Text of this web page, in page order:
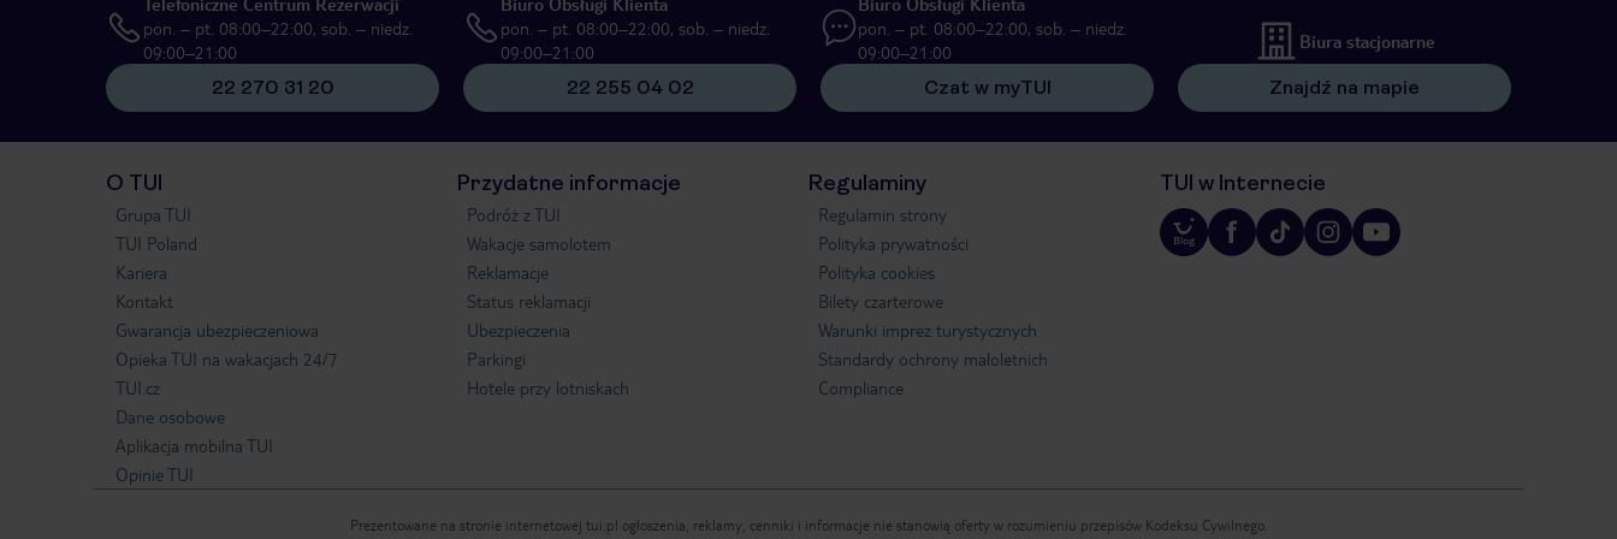
pon. – pt. 08:00–22:00, sob. – niedz.
09:00–21:00
22 270 31 20
pon. – pt. 08:00–22:00, sob. – niedz.
09:00–21:00
22 255 04 02
pon. – pt. 08:00–22:00, sob. – niedz.
09:00–21:00
Czat w myTUI
Biura stacjonarne
Znajdź na mapie
O TUI
Grupa TUI
TUI Poland
Kariera
Kontakt
Gwarancja ubezpieczeniowa
Opieka TUI na wakacjach 24/7
TUI.cz
Dane osobowe
Aplikacja mobilna TUI
Opinie TUI
Przydatne informacje
Podróż z TUI
Wakacje samolotem
Reklamacje
Status reklamacji
Ubezpieczenia
Parkingi
Hotele przy lotniskach
Regulaminy
Regulamin strony
Polityka prywatności
Polityka cookies
Bilety czarterowe
Warunki imprez turystycznych
Standardy ochrony małoletnich
Compliance
TUI w Internecie
Prezentowane na stronie internetowej tui.pl ogłoszenia, reklamy, cenniki i informacje nie stanowią oferty w rozumieniu przepisów Kodeksu Cywilnego.